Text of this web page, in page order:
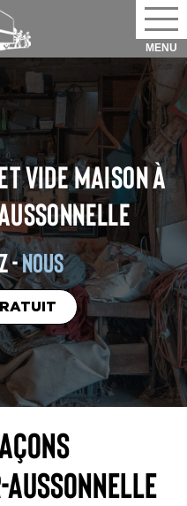
VIDE MAISONÀ
-NOUS
Aussonnelle